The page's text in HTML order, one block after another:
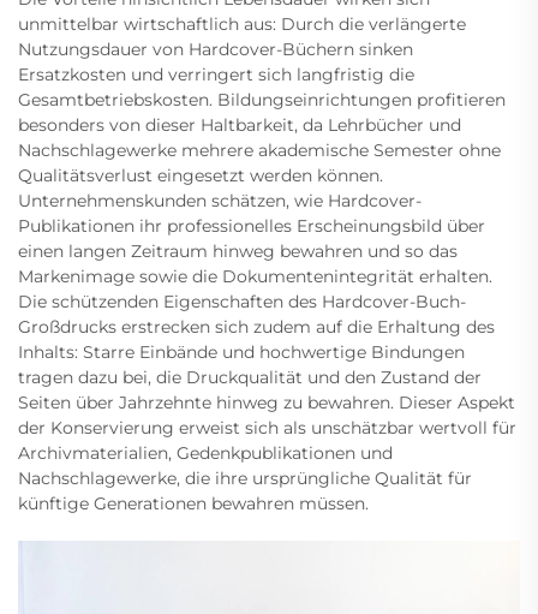
unmittelbar wirtschaftlich aus: Durch die verlängerte
Nutzungsdauer von Hardcover-Büchern sinken
Ersatzkosten und verringert sich langfristig die
Gesamtbetriebskosten. Bildungseinrichtungen profitieren
besonders von dieser Haltbarkeit, da Lehrbücher und
Nachschlagewerke mehrere akademische Semester ohne
Qualitätsverlust eingesetzt werden können.
Unternehmenskunden schätzen, wie Hardcover-
Publikationen ihr professionelles Erscheinungsbild über
einen langen Zeitraum hinweg bewahren und so das
Markenimage sowie die Dokumentenintegrität erhalten.
Die schützenden Eigenschaften des Hardcover-Buch-
Großdrucks erstrecken sich zudem auf die Erhaltung des
Inhalts: Starre Einbände und hochwertige Bindungen
tragen dazu bei, die Druckqualität und den Zustand der
Seiten über Jahrzehnte hinweg zu bewahren. Dieser Aspekt
der Konservierung erweist sich als unschätzbar wertvoll für
Archivmaterialien, Gedenkpublikationen und
Nachschlagewerke, die ihre ursprüngliche Qualität für
künftige Generationen bewahren müssen.